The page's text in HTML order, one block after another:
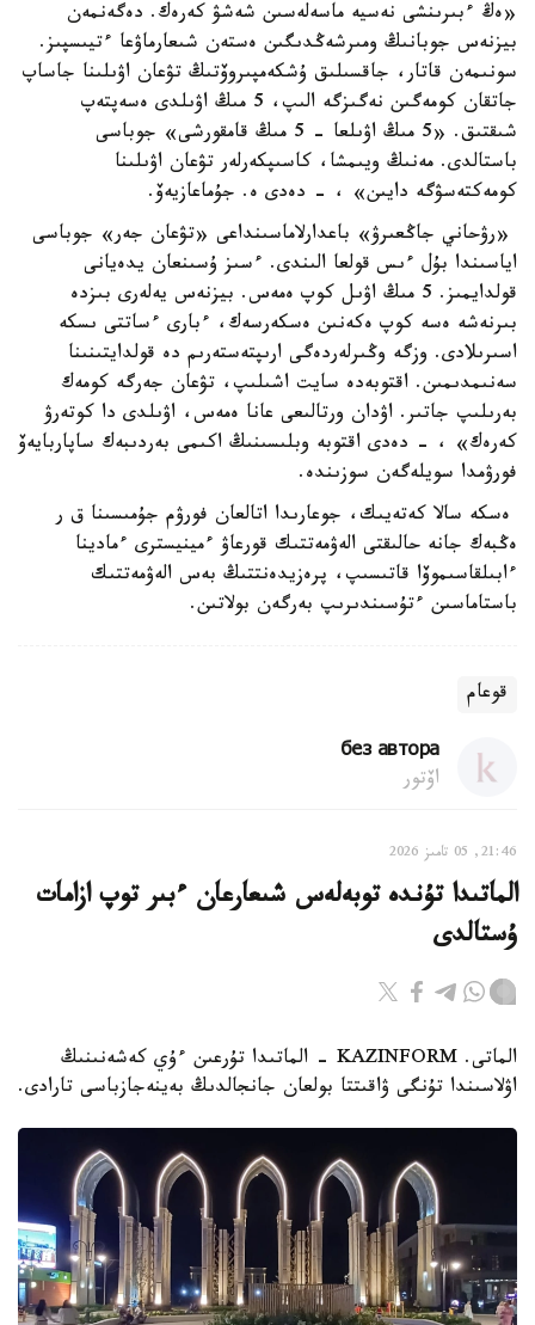
«ەڭ ءبىرىنشى نەسيە ماسەلەسىن شەشۋ كەرەك. دەگەنمەن
بيزنەس جوبانىڭ ومىرشەڭدىگىن ەستەن شىعارماۋعا ءتيىسپىز.
سونىمەن قاتار، جاقسىلىق ۇشكەمپىروۆتىڭ تۋعان اۋىلىنا جاساپ
جاتقان كومەگىن نەگىزگە الىپ، 5 مىڭ اۋىلدى ەسەپتەپ
شىقتىق. «5 مىڭ اۋىلعا - 5 مىڭ قامقورشى» جوباسى
باستالدى. مەنىڭ ويىمشا، كاسىپكەرلەر تۋعان اۋىلىنا
كومەكتەسۋگە دايىن» ، - دەدى ە. جۇماعازيەۆ.
«رۋحاني جاڭعىرۋ» باعدارلاماسىنداعى «تۋعان جەر» جوباسى
اياسىندا بۇل ءىس قولعا الىندى. ءسىز ۇسىنعان يدەيانى
قولدايمىز. 5 مىڭ اۋىل كوپ ەمەس. بيزنەس يەلەرى بىزدە
بىرنەشە ەسە كوپ ەكەنىن ەسكەرسەك، ءبارى ءساتتى ىسكە
اسىرىلادى. وزگە وڭىرلەردەگى ارىپتەستەرىم دە قولدايتىنىنا
سەنىمدىمىن. اقتوبەدە سايت اشىلىپ، تۋعان جەرگە كومەك
بەرىلىپ جاتىر. اۋدان ورتالىعى عانا ەمەس، اۋىلدى دا كوتەرۋ
كەرەك» ، - دەدى اقتوبە وبلىسىنىڭ اكىمى بەردىبەك ساپاربايەۆ
فورۋمدا سويلەگەن سوزىندە.
ەسكە سالا كەتەيىك، جوعارىدا اتالعان فورۋم جۇمىسىنا ق ر
ەڭبەك جانە حالىقتى الەۋمەتتىك قورعاۋ ءمينيسترى ءمادينا
ءابىلقاسىموۆا قاتىسىپ، پرەزيدەنتتىڭ بەس الەۋمەتتىك
باستاماسىن ءتۇسىندىرىپ بەرگەن بولاتىن.
قوعام
без автора
اۆتور
21:46, 05 تامىز 2026
الماتىدا تۇندە توبەلەس شىعارعان ءبىر توپ ازامات
ۇستالدى
الماتى. KAZINFORM - الماتىدا تۇرعىن ءۇي كەشەنىنىڭ
اۋلاسىندا تۇنگى ۋاقىتتا بولعان جانجالدىڭ بەينەجازباسى تارادى.